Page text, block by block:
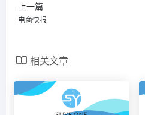
上一篇
电商快报
相关文章